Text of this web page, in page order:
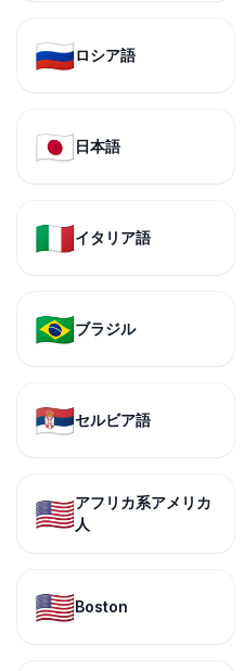
🇷🇺ロシア語
🇯🇵日本語
🇮🇹イタリア語
🇧🇷ブラジル
🇷🇸セルビア語
🇺🇸アフリカ系アメリカ
人
🇺🇸Boston